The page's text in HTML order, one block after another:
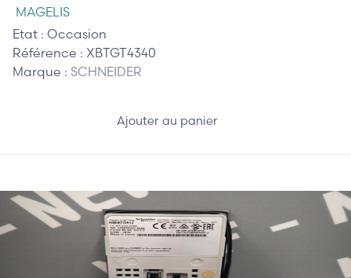
MAGELIS
Etat : Occasion
Référence : XBTGT4340
Marque : SCHNEIDER
Ajouter au panier